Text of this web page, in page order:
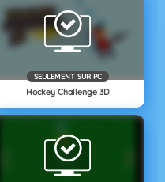
SEULEMENT SUR PC
Hockey Challenge 3D